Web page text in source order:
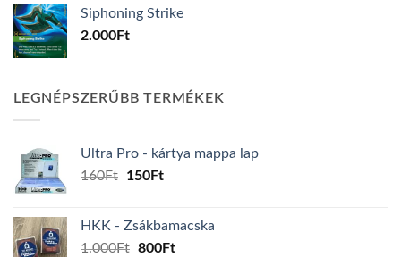
Siphoning Strike
2.000Ft
LEGNÉPSZERŰBB TERMÉKEK
Ultra Pro - kártya mappa lap
160Ft
Original
160Ft.
150FtCurrent
150Ft.
HKK - Zsákbamacska
1.000Ft Original
800FtCurrent